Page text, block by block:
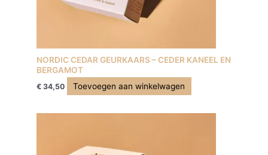
NORDIC CEDAR GEURKAARS – CEDER KANEEL EN
BERGAMOT
€ 34,50 Toevoegen aan winkelwagen